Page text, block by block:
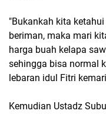
"Bukankah kita
beriman, maka mari
harga buah kelapa
sehingga bisa normal
lebaran idul Fitri
Kemudian Ustadz